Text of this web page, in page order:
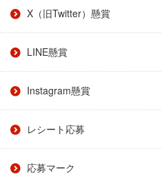
X（旧Twitter）懸賞
LINE懸賞
Instagram懸賞
レシート応募
応募マーク